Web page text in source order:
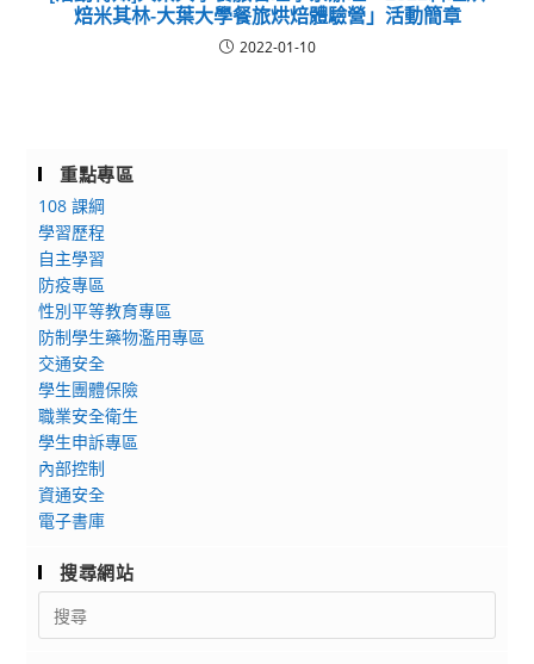
焙米其林-大葉大學餐旅烘焙體驗營」活動簡章
2022-01-10
重點專區
108 課綱
學習歷程
自主學習
防疫專區
性別平等教育專區
防制學生藥物濫用專區
交通安全
學生團體保險
職業安全衛生
學生申訴專區
內部控制
資通安全
電子書庫
搜尋網站
Search
for: